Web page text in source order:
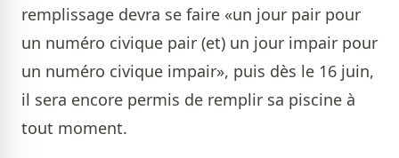
remplissage devra se faire «un jour pair pour
un numéro civique pair (et) un jour impair pour
un numéro civique impair», puis dès le 16 juin,
il sera encore permis de remplir sa piscine à
tout moment.